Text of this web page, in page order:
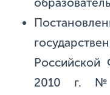
Российской
2010 г.